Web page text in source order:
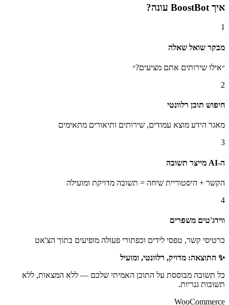
איך BoostBot עונה?
1
מבקר שואל שאלה
״אילו שירותים אתם מציעים?״
2
חיפוש תוכן רלוונטי
מאגר הידע מוצא עמודים, שירותים ותיאורים מתאימים
3
ה-AI מייצר תשובה
הקשר + היסטוריית שיחה = תשובה מדויקת ומועילה
4
ווידג'טים משפרים
כרטיסי קשר, טפסי לידים וכפתורי פעולה מופיעים בתוך הצ'אט
✨ התוצאה: מדויק, רלוונטי, ומועיל
כל תשובה מבוססת על התוכן האמיתי שלכם — ללא המצאות, ללא
תשובות גנריות.
WooCommerce